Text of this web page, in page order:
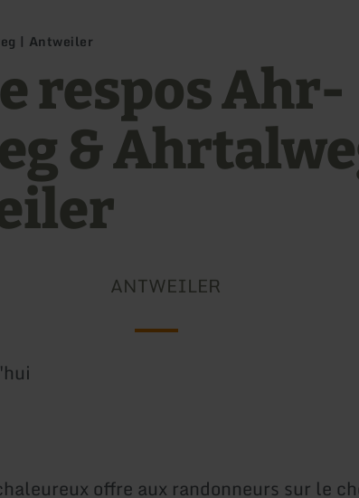
| Antweiler
respos Ahr-
&
ANTWEILER
offre aux randonneurs sur le